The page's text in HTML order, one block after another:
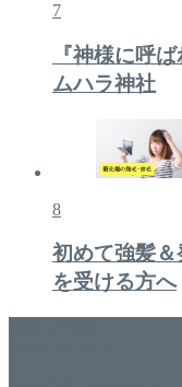
7
『神様に呼
ムハラ神社
8
初めて強髪
を受ける方へ